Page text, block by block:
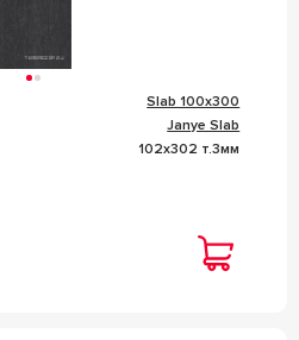
Slab 100x300
Janye Slab
102x302 т.3мм